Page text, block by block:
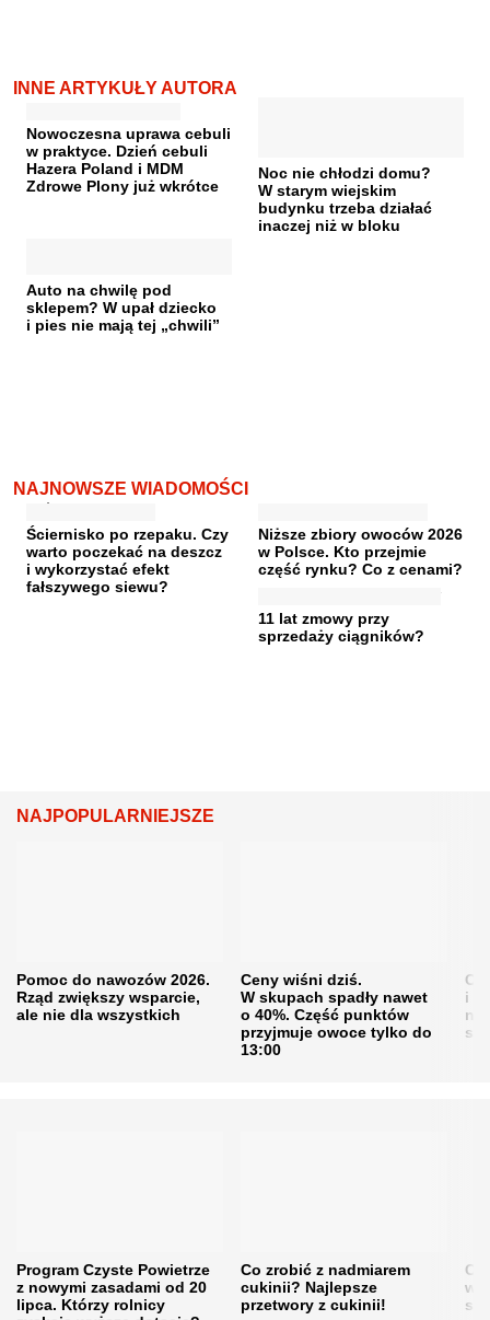
INNE ARTYKUŁY AUTORA
Nowoczesna uprawa cebuli
w praktyce. Dzień cebuli
Hazera Poland i MDM
Zdrowe Plony już wkrótce
Noc nie chłodzi domu?
W starym wiejskim
budynku trzeba działać
inaczej niż w bloku
Auto na chwilę pod
sklepem? W upał dziecko
i pies nie mają tej „chwili”
NAJNOWSZE WIADOMOŚCI
Ściernisko po rzepaku. Czy
warto poczekać na deszcz
i wykorzystać efekt
fałszywego siewu?
Niższe zbiory owoców 2026
w Polsce. Kto przejmie
część rynku? Co z cenami?
11 lat zmowy przy
sprzedaży ciągników?
NAJPOPULARNIEJSZE
Pomoc do nawozów 2026.
Rząd zwiększy wsparcie,
ale nie dla wszystkich
Ceny wiśni dziś.
W skupach spadły nawet
o 40%. Część punktów
przyjmuje owoce tylko do
13:00
i
Program Czyste Powietrze
z nowymi zasadami od 20
lipca. Którzy rolnicy
Co zrobić z nadmiarem
cukinii? Najlepsze
przetwory z cukinii!
w